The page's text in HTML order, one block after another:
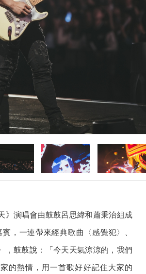
》演唱會由鼓鼓呂思緯和蕭秉治組成
，一連帶來經典歌曲〈感覺犯〉、
，鼓鼓說：「今天天氣涼涼的，我們
的熱情，用一首歌好好記住大家的